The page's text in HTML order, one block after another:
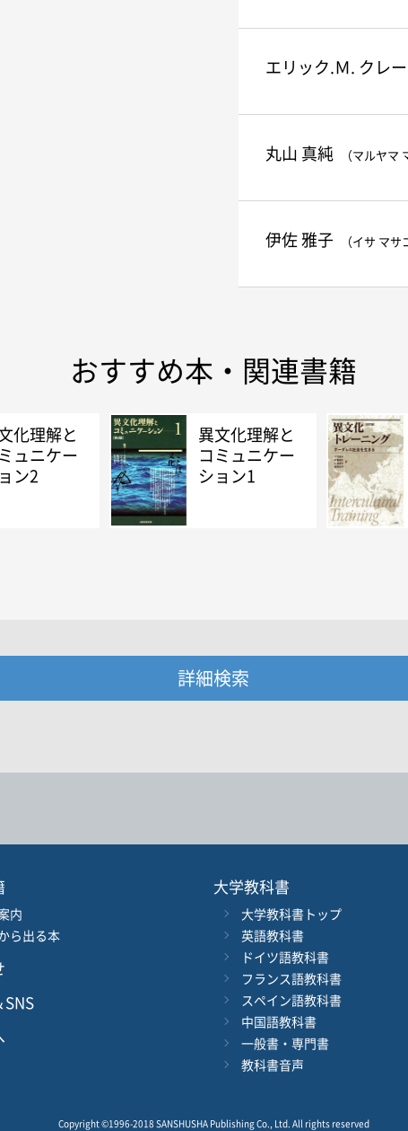
エリック.Ｍ. クレ
丸山 真純 （マルヤマ
伊佐 雅子 （イサ マサ
おすすめ本・関連書籍
化理解と
ュニケー
ン2
異文化理解と
コミュニケー
ション1
詳細検索
ル 発行年月
付加情報
検 索
内
ら出る本
大学教科書
大学教科書トップ
英語教科書
ドイツ語教科書
フランス語教科書
スペイン語教科書
中国語教科書
一般書・専門書
教科書音声
Copyright ©1996-2018 SANSHUSHA Publishing Co., Ltd. All rights reserved